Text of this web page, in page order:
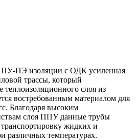
ПЭ изоляции с ОДК усиленная
трассы, который
теплоизоляционного слоя из
востребованным материалом для
Благодаря высоким
слоя ППУ данные трубы
жидких и
различных температурах.